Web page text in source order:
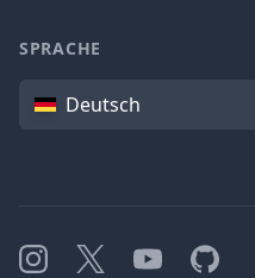
SPRACHE
SpracheDeutsch
Instagram
X YouTubeGitHub